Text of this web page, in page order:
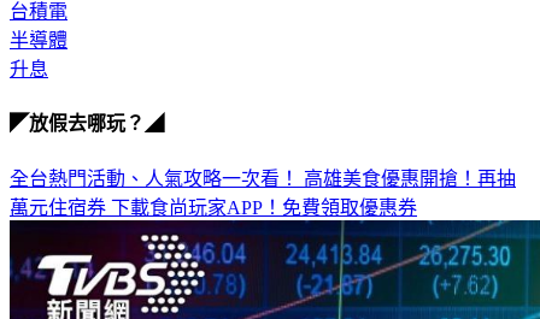
台積電
半導體
升息
◤放假去哪玩？◢
全台熱門活動、人氣攻略一次看！ 高雄美食優惠開搶！再抽
萬元住宿券 下載食尚玩家APP！免費領取優惠券